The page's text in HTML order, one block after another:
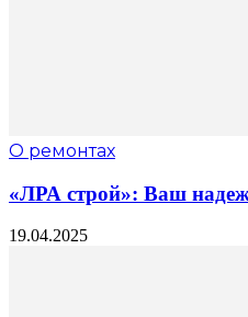
О ремонтах
«ЛРА строй»: Ваш
19.04.2025